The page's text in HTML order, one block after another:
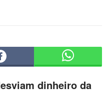
dinheiro da